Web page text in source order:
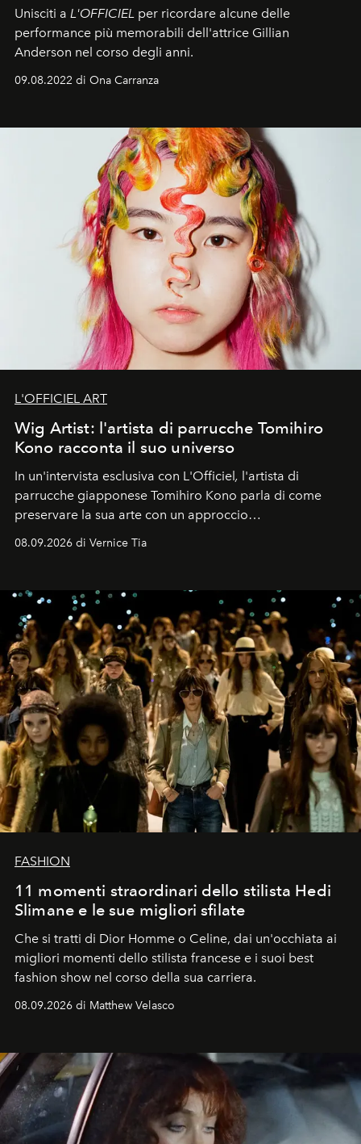
Unisciti a L'OFFICIEL per ricordare alcune delle
performance più memorabili dell'attrice Gillian
Anderson nel corso degli anni.
09.08.2022 di Ona Carranza
L'OFFICIEL ART
Wig Artist: l'artista di parrucche Tomihiro
Kono racconta il suo universo
In un'intervista esclusiva con L'Officiel, l'artista di
parrucche giapponese Tomihiro Kono parla di come
preservare la sua arte con un approccio
contemporaneo.
08.09.2026 di Vernice Tia
FASHION
11 momenti straordinari dello stilista Hedi
Slimane e le sue migliori sfilate
Che si tratti di Dior Homme o Celine, dai un'occhiata ai
migliori momenti dello stilista francese e i suoi best
fashion show nel corso della sua carriera.
08.09.2026 di Matthew Velasco